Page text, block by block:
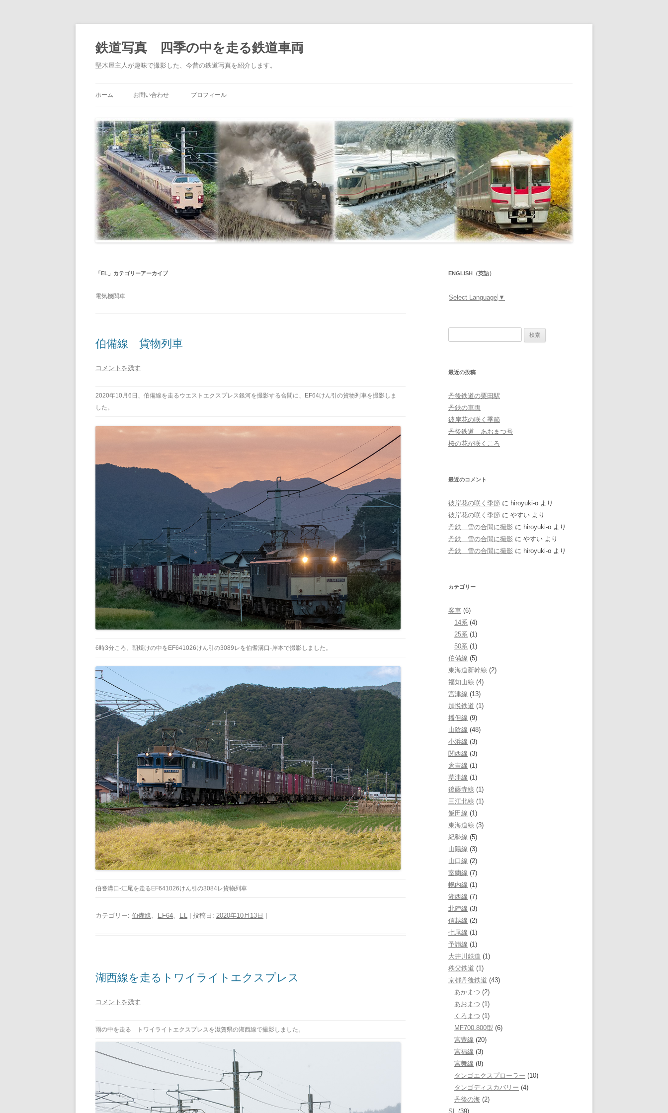
鉄道写真 四季の中を走る鉄道車両
堅木屋主人が趣味で撮影した、今昔の鉄道写真を紹介します。
へ
ス
キ
ッ
プ
ホーム お問い合わせ プロフィール
「EL 」カテゴリーアーカイブ
電気機関車
伯備線 貨物列車
コメントを残す
2020年10月6日、伯備線を走るウエストエクスプレス銀河を撮影する合間に、EF64けん引の貨物列車を撮影しま
した。
6時3分ころ、朝焼けの中をEF641026けん引の3089レを伯耆溝口-岸本で撮影しました。
伯耆溝口-江尾を走るEF641026けん引の3084レ貨物列車
カテゴリー: 伯備線、 EF64、 EL | 投稿日: 2020年10月13日
湖西線を走るトワイライトエクスプレス
コメントを残す
雨の中を走る トワイライトエクスプレスを滋賀県の湖西線で撮影しました。
ENGLISH（英語）
Select Language ▼
索:
最近の投稿
丹後鉄道の栗田駅
丹鉄の車両
彼岸花の咲く季節
丹後鉄道 あおまつ号
桜の花が咲くころ
最近のコメント
彼岸花の咲く季節 に hiroyuki-o より
彼岸花の咲く季節 に やすい より
丹鉄 雪の合間に撮影 に hiroyuki-o より
丹鉄 雪の合間に撮影 に やすい より
丹鉄 雪の合間に撮影 に hiroyuki-o より
カテゴリー
客車 (6)
14系 (4)
25系 (1)
50系 (1)
伯備線 (5)
東海道新幹線 (2)
福知山線 (4)
宮津線 (13)
加悦鉄道 (1)
播但線 (9)
山陰線 (48)
小浜線 (3)
関西線 (3)
倉吉線 (1)
草津線 (1)
後藤寺線 (1)
三江北線 (1)
飯田線 (1)
東海道線 (3)
紀勢線 (5)
山陽線 (3)
山口線 (2)
室蘭線 (7)
幌内線 (1)
湖西線 (7)
北陸線 (3)
信越線 (2)
七尾線 (1)
予讃線 (1)
大井川鉄道 (1)
秩父鉄道 (1)
京都丹後鉄道 (43)
あかまつ (2)
あおまつ (1)
くろまつ (1)
MF700.800型 (6)
宮豊線 (20)
宮福線 (3)
宮舞線 (8)
タンゴエクスプローラー (10)
タンゴディスカバリー (4)
丹後の海 (2)
SL (39)